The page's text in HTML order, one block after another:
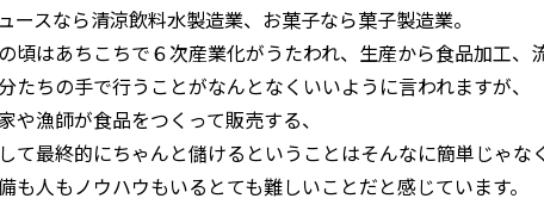
ースなら清涼飲料水製造業、お菓子なら菓子製造業。
頃はあちこちで６次産業化がうたわれ、生産から食品加工、
たちの手で行うことがなんとなくいいように言われますが、
や漁師が食品をつくって販売する、
て最終的にちゃんと儲けるということはそんなに簡単じゃな
も人もノウハウもいるとても難しいことだと感じています。